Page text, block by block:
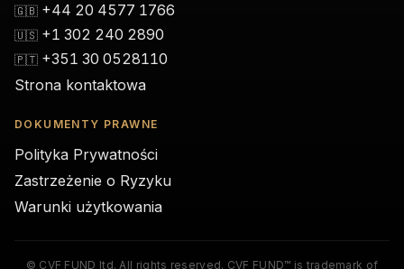
🇬🇧 +44 20 4577 1766
🇺🇸 +1 302 240 2890
🇵🇹 +351 30 0528110
Strona kontaktowa
DOKUMENTY PRAWNE
Polityka Prywatności
Zastrzeżenie o Ryzyku
Warunki użytkowania
© CVF FUND ltd. All rights reserved. CVF FUND™ is trademark of